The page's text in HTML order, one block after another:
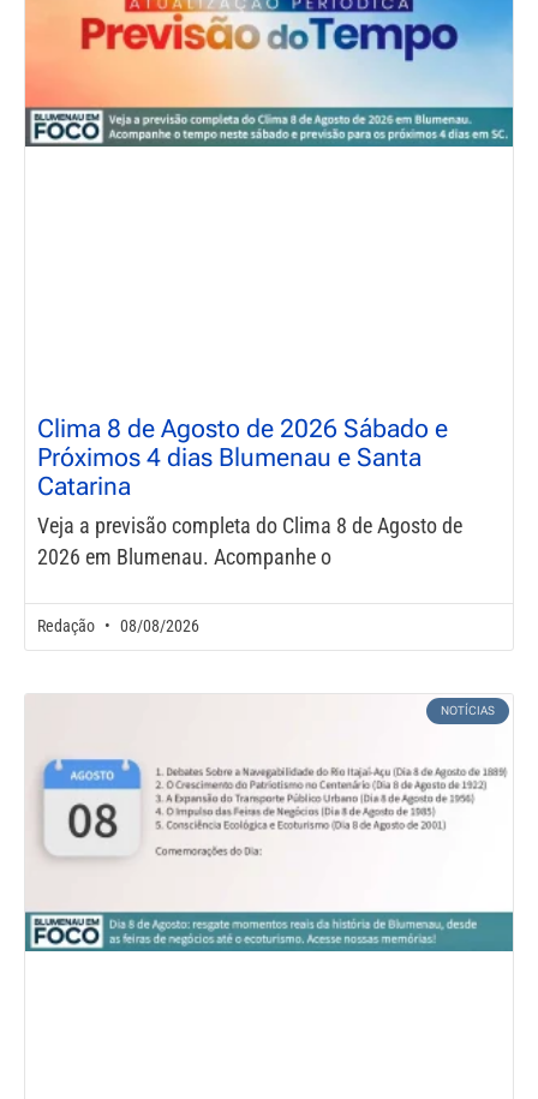
Clima 8 de Agosto de 2026 Sábado e
Próximos 4 dias Blumenau e Santa
Catarina
Veja a previsão completa do Clima 8 de Agosto de
2026 em Blumenau. Acompanhe o
Redação 08/08/2026
NOTÍCIAS